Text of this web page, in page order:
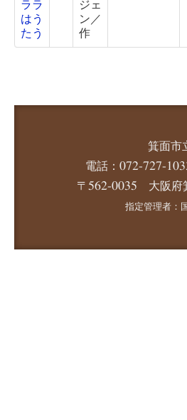
ララ
はう
たう
ジェ
ン／
作
箕面市
電話：072-727-
〒562-0035 大阪府
指定管理者：